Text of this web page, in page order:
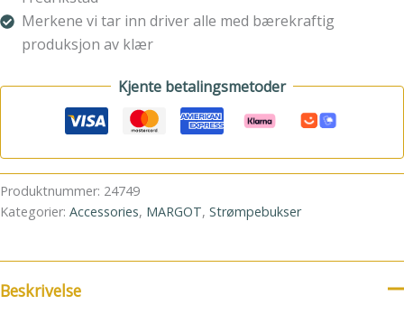
Merkene vi tar inn driver alle med bærekraftig
produksjon av klær
Kjente betalingsmetoder
Produktnummer: 24749
Kategorier: Accessories, MARGOT, Strømpebukser
Beskrivelse